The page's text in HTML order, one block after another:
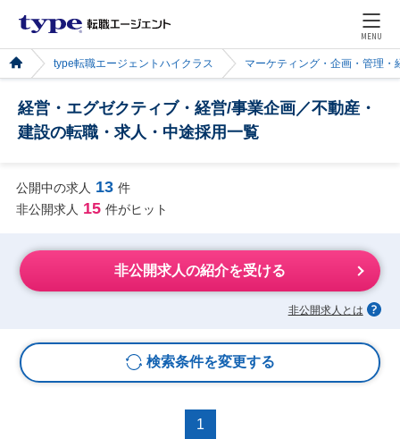
MENU
type転職エージェントハイクラス マーケティング・企画・管理・
経営・エグゼクティブ・経営/事業企画／不動産・
建設の転職・求人・中途採用一覧
公開中の求人 13 件
非公開求人 15 件がヒット
非公開求人の紹介を受ける
非公開求人とは
検索条件を変更する
1